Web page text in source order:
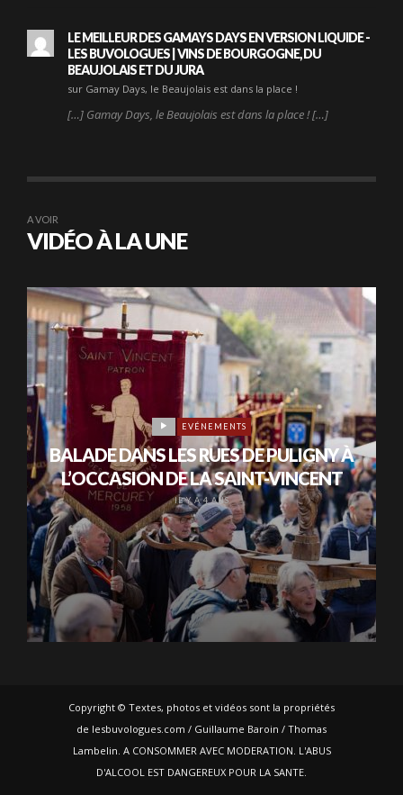
LE MEILLEUR DES GAMAYS DAYS EN VERSION LIQUIDE -
LES BUVOLOGUES | VINS DE BOURGOGNE, DU
BEAUJOLAIS ET DU JURA
sur Gamay Days, le Beaujolais est dans la place !
[…] Gamay Days, le Beaujolais est dans la place ! […]
A VOIR
VIDÉO À LA UNE
EVÉNEMENTS
BALADE DANS LES RUES DE PULIGNY À
L’OCCASION DE LA SAINT-VINCENT
IL Y A 4 ANS
Copyright © Textes, photos et vidéos sont la propriétés
de lesbuvologues.com / Guillaume Baroin / Thomas
Lambelin. A CONSOMMER AVEC MODERATION. L'ABUS
D'ALCOOL EST DANGEREUX POUR LA SANTE.